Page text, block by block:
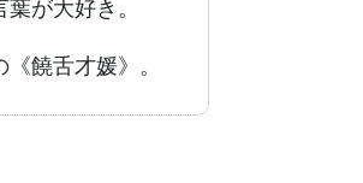
が大好き。
饒舌才媛》。